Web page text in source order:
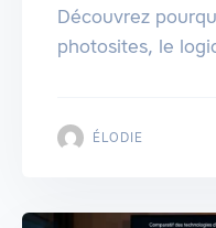
Découvrez
photosites, le
ÉLODIE